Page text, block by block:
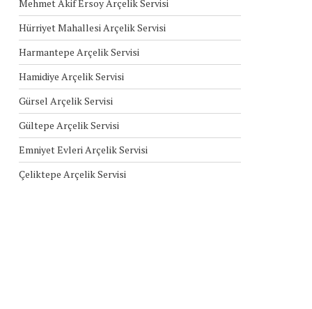
Mehmet Akif Ersoy Arçelik Servisi
Hürriyet Mahallesi Arçelik Servisi
Harmantepe Arçelik Servisi
Hamidiye Arçelik Servisi
Gürsel Arçelik Servisi
Gültepe Arçelik Servisi
Emniyet Evleri Arçelik Servisi
Çeliktepe Arçelik Servisi